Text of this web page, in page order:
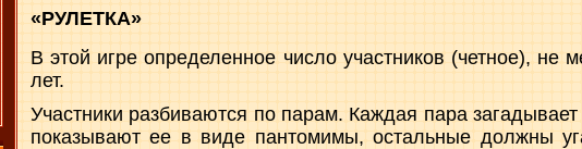
«РУЛЕТКА»
В этой игре определенное число участников (четное),
лет.
Участники разбиваются по парам. Каждая пара
показывают ее в виде пантомимы, остальные должны